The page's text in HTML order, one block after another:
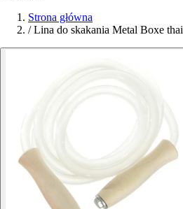
Strona główna
/ Lina do skakania Metal Boxe thai